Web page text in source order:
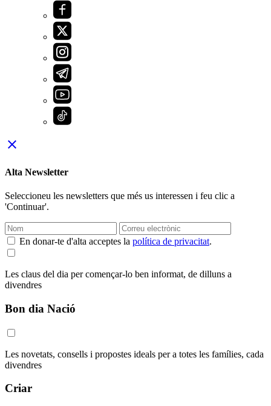
close
Alta Newsletter
Seleccioneu les newsletters que més us interessen i feu clic a
'Continuar'.
En donar-te d'alta acceptes la política de privacitat.
Les claus del dia per començar-lo ben informat, de dilluns a
divendres
Bon dia Nació
Les novetats, consells i propostes ideals per a totes les famílies, cada
divendres
Criar